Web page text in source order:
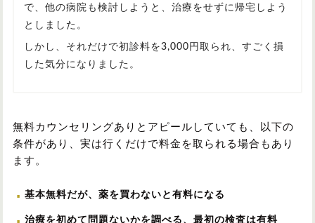
で、他の病院も検討しようと、治療をせずに帰宅しよう
としました。
しかし、それだけで初診料を3,000円取られ、すごく損
した気分になりました。
無料カウンセリングありとアピールしていても、以下の
条件があり、実は行くだけで料金を取られる場合もあり
ます。
基本無料だが、薬を買わないと有料になる
治療を初めて問題ないかを調べる、最初の検査は有料